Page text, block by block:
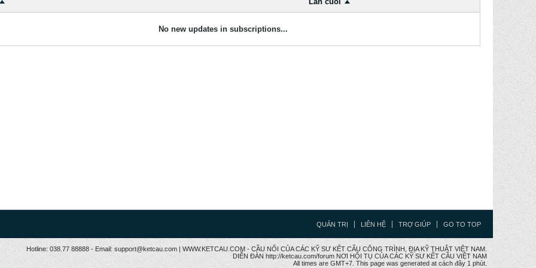
No new updates in subscriptions...
QUẢN TRỊ LIÊN HỆ TRỢ GIÚP GO TO TOP
Hotline: 038.77 88888 - Email: support@ketcau.com | WWW.KETCAU.COM - CẦU NỐI CỦA CÁC KỸ SƯ KẾT CẤU CÔNG TRÌNH, ĐỊA KỸ THUẬT VIỆT NAM.
DIỄN ĐÀN http://ketcau.com/forum NƠI HỘI TỤ CỦA CÁC KỸ SƯ KẾT CÂU VIỆT NAM
All times are GMT+7. This page was generated at cách đây 1 phút.